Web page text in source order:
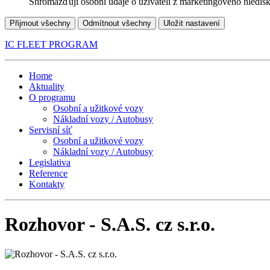
Přijmout všechny Odmítnout všechny Uložit nastavení
IC FLEET PROGRAM
Home
Aktuality
O programu
Osobní a užitkové vozy
Nákladní vozy / Autobusy
Servisní síť
Osobní a užitkové vozy
Nákladní vozy / Autobusy
Legislativa
Reference
Kontakty
Rozhovor - S.A.S. cz s.r.o.